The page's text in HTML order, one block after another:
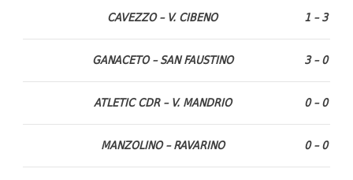
CAVEZZO – V. CIBENO 1 – 3
GANACETO – SAN FAUSTINO 3 – 0
ATLETIC CDR – V. MANDRIO 0 – 0
MANZOLINO – RAVARINO 0 – 0